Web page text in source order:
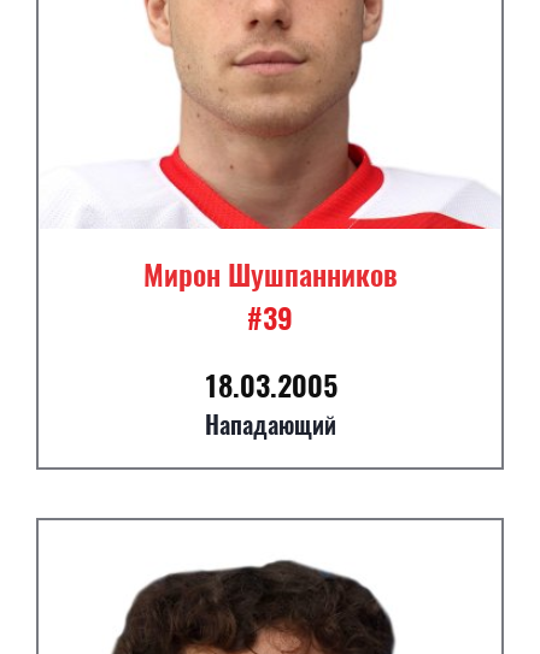
Мирон Шушпанников
#39
18.03.2005
Нападающий